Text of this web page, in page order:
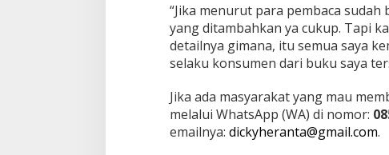
“Jika menurut para pembaca
yang ditambahkan ya cukup. Tapi
detailnya gimana, itu semua saya
selaku konsumen dari buku saya
Jika ada masyarakat yang mau
melalui WhatsApp (WA) di nomor:
emailnya: dickyheranta@gmail.com.